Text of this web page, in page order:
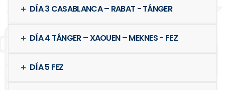
DÍA 3 CASABLANCA – RABAT - TÁNGER
DÍA 4 TÁNGER – XAOUEN – MEKNES - FEZ
DÍA 5 FEZ